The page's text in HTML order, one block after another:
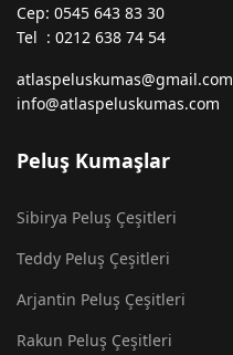
Cep: 0545 643 83 30
Tel : 0212 638 74 54
atlaspeluskumas@gmail.com
info@atlaspeluskumas.com
Peluş Kumaşlar
Sibirya Peluş Çeşitleri
Teddy Peluş Çeşitleri
Arjantin Peluş Çeşitleri
Rakun Peluş Çeşitleri